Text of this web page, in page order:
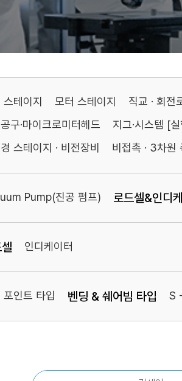
테이지 모터 스테이지 직교 · 회전
구·마이크로미터헤드
지그·시스템 [
스테이지 · 비전장비
비접촉 · 3차원
Pump(진공 펌프) 로드셀&인디
인디케이터
포인트 타입 벤딩 & 쉐어빔 타입 S